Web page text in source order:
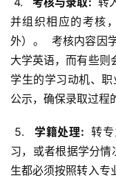
并组织相应的考核
外）。  考核内容因
大学英语，而有些则
学生的学习动机、
公示，确保录取过程
5.
  学籍处理:
转
习，或者根据学分
生都必须按照转入专